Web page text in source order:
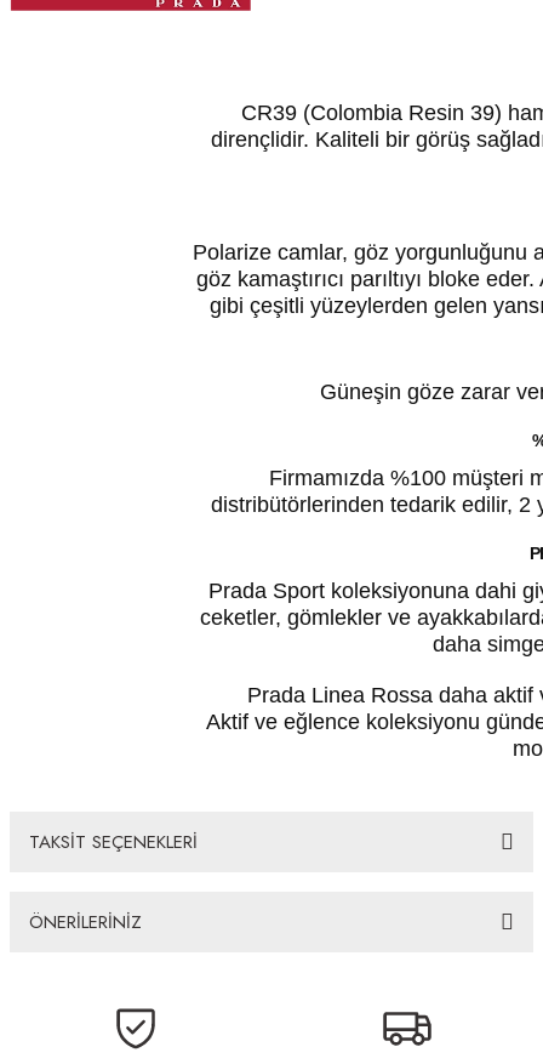
CR39 (Colombia Resin 39)
dirençlidir. Kaliteli bir görüş
Polarize camlar, göz yorgunluğunu
göz kamaştırıcı parıltıyı bloke
gibi çeşitli yüzeylerden gelen
Güneşin göze zarar
Firmamızda %100 müşteri
distribütörlerinden tedarik edilir, 2
Prada Sport koleksiyonuna dahi
ceketler, gömlekler ve
daha
Prada Linea Rossa daha aktif
Aktif ve eğlence koleksiyonu
TAKSİT SEÇENEKLERİ
ÖNERİLERİNİZ
yetersiz gördüğünüz noktaları öneri formunu kullanarak tarafımıza
Görüş ve önerileriniz için teşekkür ederiz.